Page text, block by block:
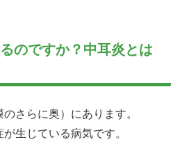
のですか？中耳炎とは
さらに奥）にあります。
生じている病気です。